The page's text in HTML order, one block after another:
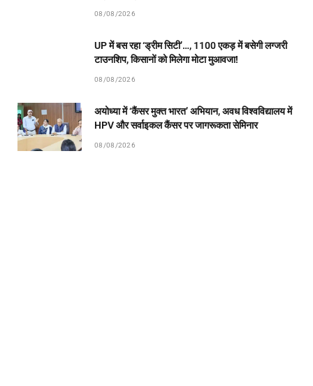
08/08/2026
UP में बस रहा ‘ड्रीम सिटी’…, 1100 एकड़ में बसेगी लग्जरी
टाउनशिप, किसानों को मिलेगा मोटा मुआवजा!
08/08/2026
अयोध्या में ‘कैंसर मुक्त भारत’ अभियान, अवध विश्वविद्यालय में
HPV और सर्वाइकल कैंसर पर जागरूकता सेमिनार
08/08/2026